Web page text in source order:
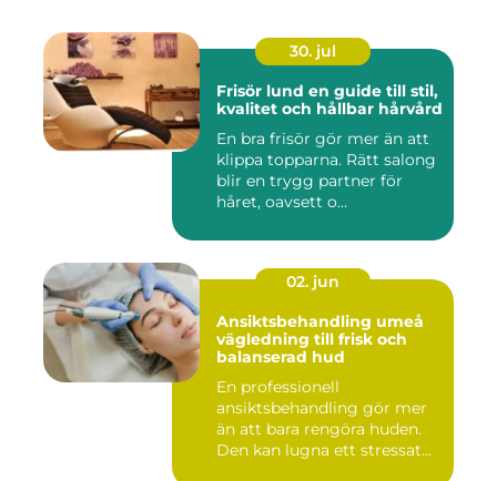
30. jul
Frisör lund en guide till stil,
kvalitet och hållbar hårvård
En bra frisör gör mer än att
klippa topparna. Rätt salong
blir en trygg partner för
håret, oavsett o...
02. jun
Ansiktsbehandling umeå
vägledning till frisk och
balanserad hud
En professionell
ansiktsbehandling gör mer
än att bara rengöra huden.
Den kan lugna ett stressat